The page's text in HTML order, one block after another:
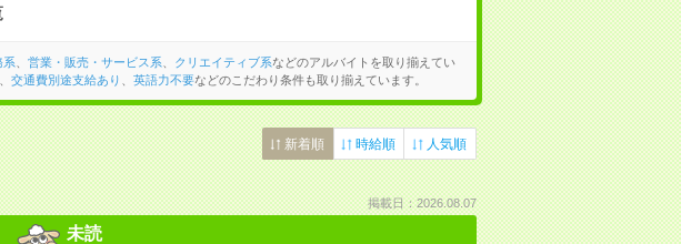
系 営業・販売・サービス系 クリエイティブ系などのアルバイトを取り揃えてい
交通費別途支給あり 英語力不要などのこだわり条件も取り揃えています。
新着順 時給順 人気順
掲載日：2026.08.07
未読